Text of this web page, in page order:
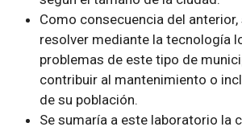
Como consecuencia del
resolver mediante la tecnología
problemas de este tipo de
contribuir al mantenimiento o
de su población.
Se sumaría a este laboratorio la